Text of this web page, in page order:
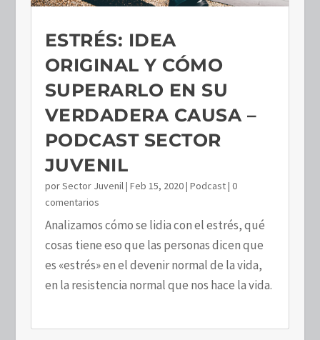
ESTRÉS: IDEA
ORIGINAL Y CÓMO
SUPERARLO EN SU
VERDADERA CAUSA –
PODCAST SECTOR
JUVENIL
porSector Juvenil| Feb 15, 2020| Podcast| 0
comentarios
Analizamos cómo se lidia con el estrés, qué
cosas tiene eso que las personas dicen que
es «estrés» en el devenir normal de la vida,
en la resistencia normal que nos hace la vida.